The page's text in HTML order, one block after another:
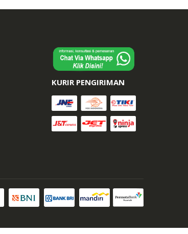
KURIR PENGIRIMAN